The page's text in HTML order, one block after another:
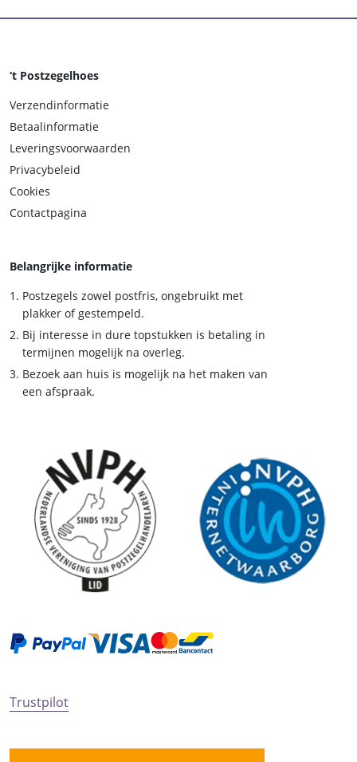
‘t Postzegelhoes
Verzendinformatie
Betaalinformatie
Leveringsvoorwaarden
Privacybeleid
Cookies
Contactpagina
Belangrijke informatie
Postzegels zowel postfris, ongebruikt met
plakker of gestempeld.
Bij interesse in dure topstukken is betaling in
termijnen mogelijk na overleg.
Bezoek aan huis is mogelijk na het maken van
een afspraak.
Trustpilot